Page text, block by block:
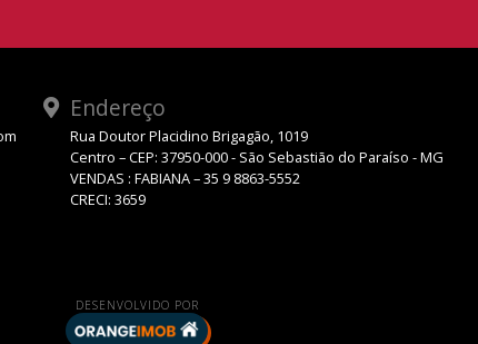
Endereço
Rua Doutor Placidino Brigagão, 1019
Centro – CEP: 37950-000 - São Sebastião do Paraíso - MG
VENDAS : FABIANA – 35 9 8863-5552
CRECI: 3659
DESENVOLVIDO POR